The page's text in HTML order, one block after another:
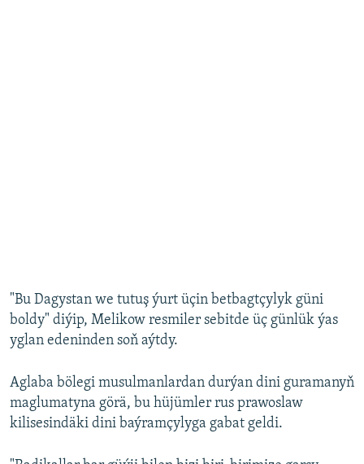
"Bu Dagystan we tutuş ýurt üçin betbagtçylyk güni
boldy" diýip, Melikow resmiler sebitde üç günlük ýas
yglan edeninden soň aýtdy.
Aglaba bölegi musulmanlardan durýan dini guramanyň
maglumatyna görä, bu hüjümler rus prawoslaw
kilisesindäki dini baýramçylyga gabat geldi.